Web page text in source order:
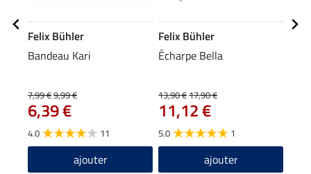
Felix Bühler
Bandeau Kari
7,99 €9,99 €
6,39 €
4.0 11
ajouter
Felix Bühler
Écharpe Bella
13,90 €17,90 €
11,12 €
5.0 1
ajouter